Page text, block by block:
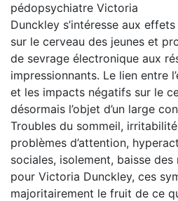
pédopsychiatre Victoria
Dunckley s’intéresse aux
sur le cerveau des jeunes et
de sevrage électronique aux
impressionnants. Le lien entre
et les impacts négatifs sur le
désormais l’objet d’un large
Troubles du sommeil,
problèmes d’attention,
sociales, isolement, baisse
pour Victoria Dunckley, ces
majoritairement le fruit de ce